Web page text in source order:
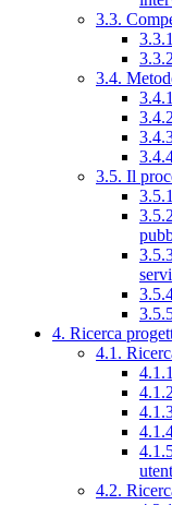
3.3.
3.4.
3.5. Il
4. Ricerca
4.1.
4.2.